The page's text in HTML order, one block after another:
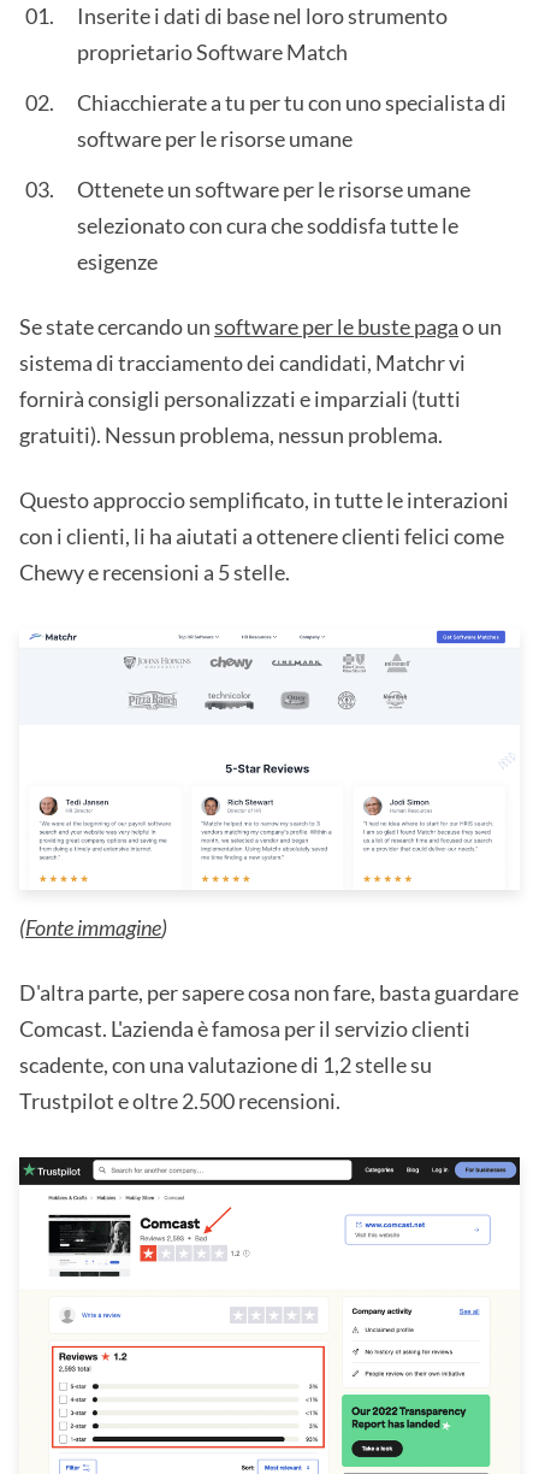
Inserite i dati di base nel loro strumento
proprietario Software Match
Chiacchierate a tu per tu con uno specialista di
software per le risorse umane
Ottenete un software per le risorse umane
selezionato con cura che soddisfa tutte le
esigenze
Se state cercando unsoftware per le buste pagao un
sistema di tracciamento dei candidati, Matchr vi
fornirà consigli personalizzati e imparziali (tutti
gratuiti). Nessun problema, nessun problema.
Questo approccio semplificato, in tutte le interazioni
con i clienti, li ha aiutati a ottenere clienti felici come
Chewy e recensioni a 5 stelle.
(Fonte immagine)
D'altra parte, per sapere cosa non fare, basta guardare
Comcast. L'azienda è famosa per il servizio clienti
scadente, con una valutazione di 1,2 stelle su
Trustpilot e oltre 2.500 recensioni.